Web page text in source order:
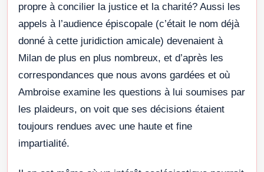
propre à concilier la justice et la charité? Aussi les
appels à l’audience épiscopale (c’était le nom déjà
donné à cette juridiction amicale) devenaient à
Milan de plus en plus nombreux, et d’après les
correspondances que nous avons gardées et où
Ambroise examine les questions à lui soumises par
les plaideurs, on voit que ses décisions étaient
toujours rendues avec une haute et fine
impartialité.